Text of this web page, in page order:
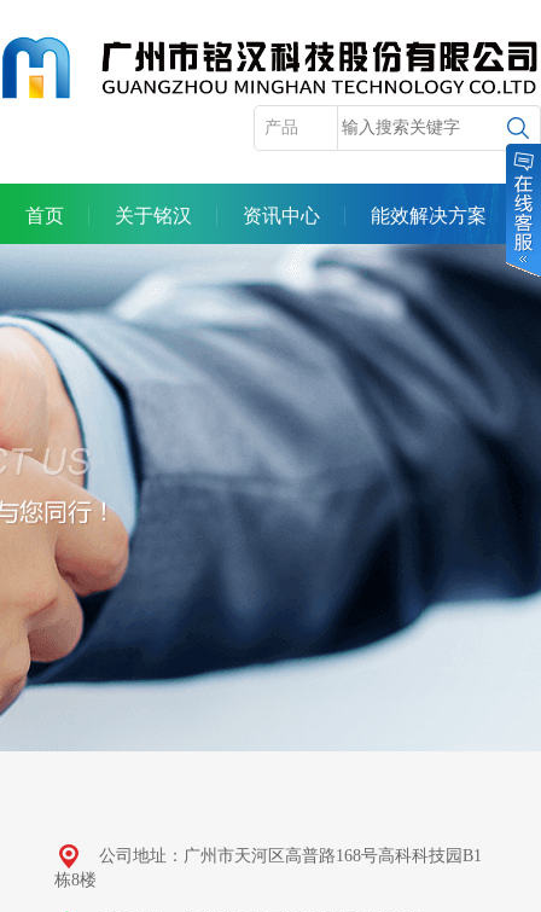
首页 关于铭汉 资讯中心 能效解决方案
产品展示 服务体系 合作机会 人力资源
投资者关系 联系我们
公司地址： 广州市天河区高普路168号高科科技园B1
栋8楼